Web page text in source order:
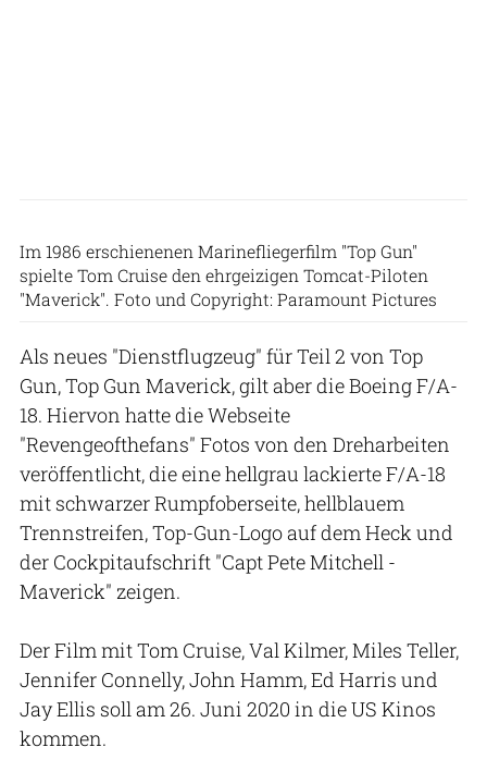
Im 1986 erschienenen Marinefliegerfilm "Top Gun"
spielte Tom Cruise den ehrgeizigen Tomcat-Piloten
"Maverick". Foto und Copyright: Paramount Pictures
Als neues "Dienstflugzeug" für Teil 2 von Top
Gun, Top Gun Maverick, gilt aber die Boeing F/A-
18. Hiervon hatte die Webseite
"Revengeofthefans" Fotos von den Dreharbeiten
veröffentlicht, die eine hellgrau lackierte F/A-18
mit schwarzer Rumpfoberseite, hellblauem
Trennstreifen, Top-Gun-Logo auf dem Heck und
der Cockpitaufschrift "Capt Pete Mitchell -
Maverick" zeigen.
Der Film mit Tom Cruise, Val Kilmer, Miles Teller,
Jennifer Connelly, John Hamm, Ed Harris und
Jay Ellis soll am 26. Juni 2020 in die US Kinos
kommen.